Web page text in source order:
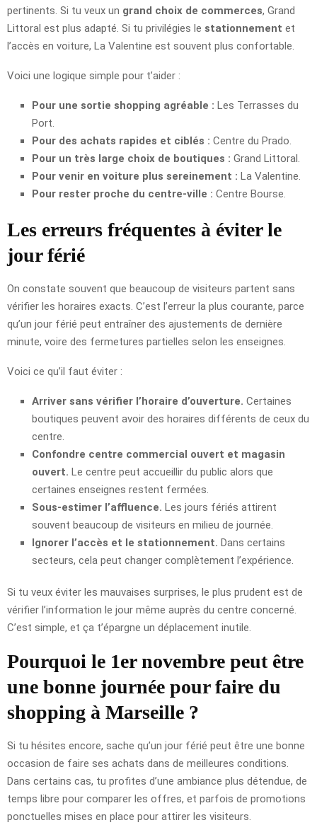
pertinents. Si tu veux un grand choix de commerces, Grand
Littoral est plus adapté. Si tu privilégies le stationnement et
l’accès en voiture, La Valentine est souvent plus confortable.
Voici une logique simple pour t’aider :
Pour une sortie shopping agréable : Les Terrasses du
Port.
Pour des achats rapides et ciblés : Centre du Prado.
Pour un très large choix de boutiques : Grand Littoral.
Pour venir en voiture plus sereinement : La Valentine.
Pour rester proche du centre-ville : Centre Bourse.
Les erreurs fréquentes à éviter le
jour férié
On constate souvent que beaucoup de visiteurs partent sans
vérifier les horaires exacts. C’est l’erreur la plus courante, parce
qu’un jour férié peut entraîner des ajustements de dernière
minute, voire des fermetures partielles selon les enseignes.
Voici ce qu’il faut éviter :
Arriver sans vérifier l’horaire d’ouverture. Certaines
boutiques peuvent avoir des horaires différents de ceux du
centre.
Confondre centre commercial ouvert et magasin
ouvert. Le centre peut accueillir du public alors que
certaines enseignes restent fermées.
Sous-estimer l’affluence. Les jours fériés attirent
souvent beaucoup de visiteurs en milieu de journée.
Ignorer l’accès et le stationnement. Dans certains
secteurs, cela peut changer complètement l’expérience.
Si tu veux éviter les mauvaises surprises, le plus prudent est de
vérifier l’information le jour même auprès du centre concerné.
C’est simple, et ça t’épargne un déplacement inutile.
Pourquoi le 1er novembre peut être
une bonne journée pour faire du
shopping à Marseille ?
Si tu hésites encore, sache qu’un jour férié peut être une bonne
occasion de faire ses achats dans de meilleures conditions.
Dans certains cas, tu profites d’une ambiance plus détendue, de
temps libre pour comparer les offres, et parfois de promotions
ponctuelles mises en place pour attirer les visiteurs.